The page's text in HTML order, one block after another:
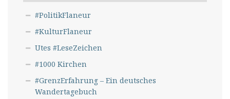
#PolitikFlaneur
#KulturFlaneur
Utes #LeseZeichen
#1000 Kirchen
#GrenzErfahrung – Ein deutsches
Wandertagebuch